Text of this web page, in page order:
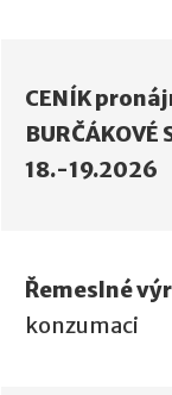
CENÍK
BURČÁKOVÉ
18.-19.2026
Řemeslné
konzumaci